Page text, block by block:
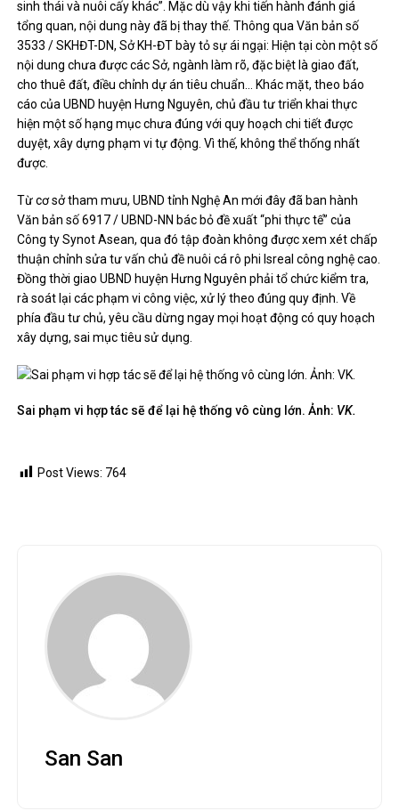
sinh thái và nuôi cấy khác”. Mặc dù vậy khi tiến hành đánh giá
tổng quan, nội dung này đã bị thay thế. Thông qua Văn bản số
3533 / SKHĐT-DN, Sở KH-ĐT bày tỏ sự ái ngại: Hiện tại còn một số
nội dung chưa được các Sở, ngành làm rõ, đặc biệt là giao đất,
cho thuê đất, điều chỉnh dự án tiêu chuẩn… Khác mặt, theo báo
cáo của UBND huyện Hưng Nguyên, chủ đầu tư triển khai thực
hiện một số hạng mục chưa đúng với quy hoạch chi tiết được
duyệt, xây dựng phạm vi tự động. Vì thế, không thể thống nhất
được.
Từ cơ sở tham mưu, UBND tỉnh Nghệ An mới đây đã ban hành
Văn bản số 6917 / UBND-NN bác bỏ đề xuất “phi thực tế” của
Công ty Synot Asean, qua đó tập đoàn không được xem xét chấp
thuận chỉnh sửa tư vấn chủ đề nuôi cá rô phi Isreal công nghệ cao.
Đồng thời giao UBND huyện Hưng Nguyên phải tổ chức kiểm tra,
rà soát lại các phạm vi công việc, xử lý theo đúng quy định. Về
phía đầu tư chủ, yêu cầu dừng ngay mọi hoạt động có quy hoạch
xây dựng, sai mục tiêu sử dụng.
Sai phạm vi hợp tác sẽ để lại hệ thống vô cùng lớn. Ảnh: VK.
Post Views: 764
San San